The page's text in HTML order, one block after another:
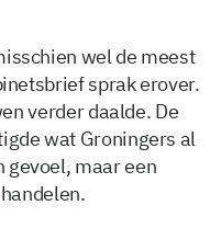
wel de meest
sprak erover.
verder daalde. De
wat Groningers al
gevoel, maar een